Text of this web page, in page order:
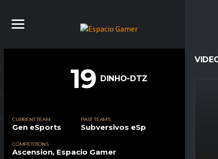
19 DINHO-DTZ
CURRENT TEAM
Gen eSports
PAST TEAMS
Subversivos eSp
COMPETITIONS
Ascension, Espacio Gamer